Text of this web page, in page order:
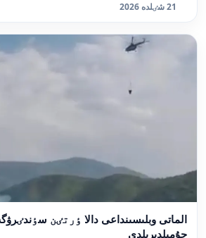
21 شٸلدە 2026
الماتى وبلىسىنداعى دالا ٶرتٸن سٶندٸرۋگە
جۇمىلدىرىلدى